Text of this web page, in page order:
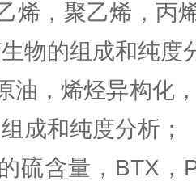
烯，聚乙烯，丙
物的组成和纯度
油，烯烃异构化
成和纯度分析；
硫含量，BTX，